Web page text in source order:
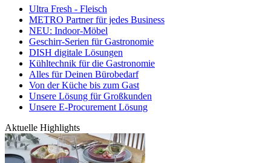
Ultra Fresh - Fleisch
METRO Partner für jedes Business
NEU: Indoor-Möbel
Geschirr-Serien für Gastronomie
DISH digitale Lösungen
Kühltechnik für die Gastronomie
Alles für Deinen Bürobedarf
Von der Küche bis zum Gast
Unsere Lösung für Großkunden
Unsere E-Procurement Lösung
Aktuelle Highlights